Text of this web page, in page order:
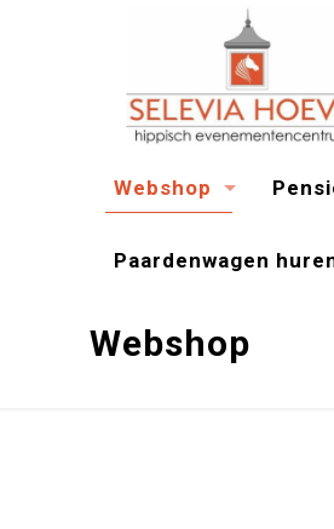
Webshop
Paardenwagen
Webshop